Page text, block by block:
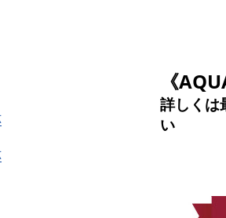
《
詳しくは
い